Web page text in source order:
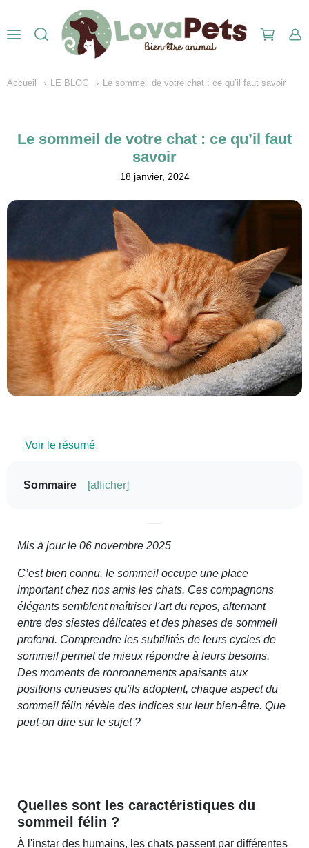
Accueil LE BLOG Le sommeil de votre chat : ce qu’il faut savoir
Le sommeil de votre chat : ce qu’il faut
savoir
18 janvier, 2024
Sommaire [afficher]
Voir le résumé
Mis à jour le 06 novembre 2025
C’est bien connu, le sommeil occupe une place
important chez nos amis les chats. Ces compagnons
élégants semblent maîtriser l'art du repos, alternant
entre des siestes délicates et des phases de sommeil
profond. Comprendre les subtilités de leurs cycles de
sommeil permet de mieux répondre à leurs besoins.
Des moments de ronronnements apaisants aux
positions curieuses qu'ils adoptent, chaque aspect du
sommeil félin révèle des indices sur leur bien-être. Que
peut-on dire sur le sujet ?
Quelles sont les caractéristiques du
sommeil félin ?
À l'instar des humains, les chats passent par différentes